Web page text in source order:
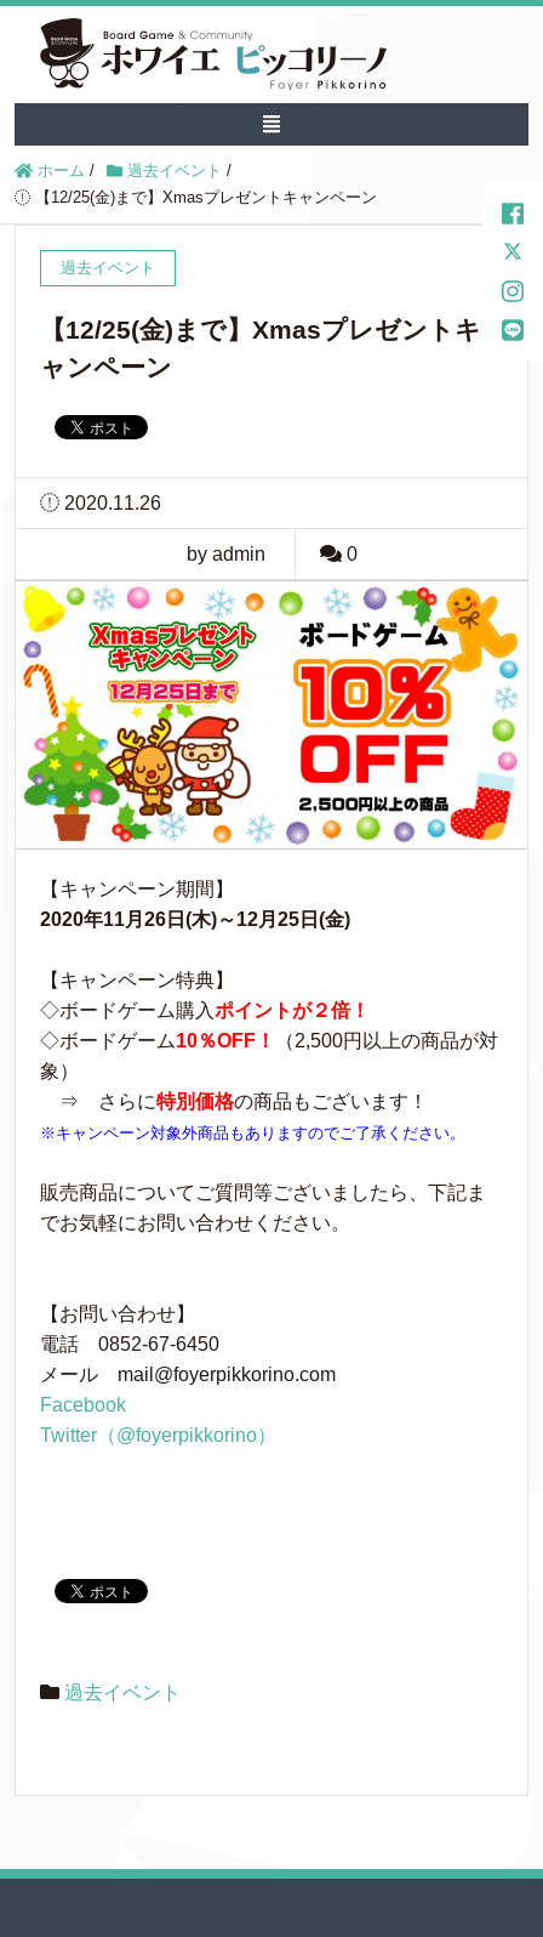
ホーム / 過去イベント /
【12/25(金)まで】Xmasプレゼントキャンペーン
過去イベント
【12/25(金)まで】Xmasプレゼントキ
ャンペーン
2020.11.26
by admin 0
【キャンペーン期間】
2020年11月26日(木)～12月25日(金)
【キャンペーン特典】
◇ボードゲーム購入ポイントが２倍！
◇ボードゲーム10％OFF！
（2,500円以上の商品が対
象）
⇒ さらに特別価格の商品もございます！
※キャンペーン対象外商品もありますのでご了承ください。
販売商品についてご質問等ございましたら、下記ま
でお気軽にお問い合わせください。
【お問い合わせ】
電話 0852-67-6450
メール mail@foyerpikkorino.com
Facebook
Twitter（@foyerpikkorino）
過去イベント